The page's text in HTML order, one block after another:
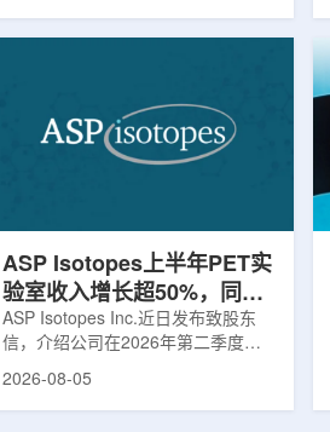
任杨传盛主持。赣州市卫生健康委员
会副主任傅伟、中华医学会核医学分
会主任委员汪静、赣州市肿瘤医院党
ASP Isotopes上半年PET实
验室收入增长超50%，同位
素浓缩设施推进商业生产
ASP Isotopes Inc.近日发布致股东
信，介绍公司在2026年第二季度财
务业绩公布前各业务板块的运营进
2026-08-05